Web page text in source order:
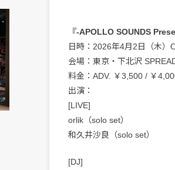
『-APOLLO SOUNDS
日時：2026年4月2日（木）
会場：東京・下北沢
料金：ADV. ￥3,500 / ￥
出演：
[LIVE]
orlik（solo set）
和久井沙良（solo set）
[DJ]